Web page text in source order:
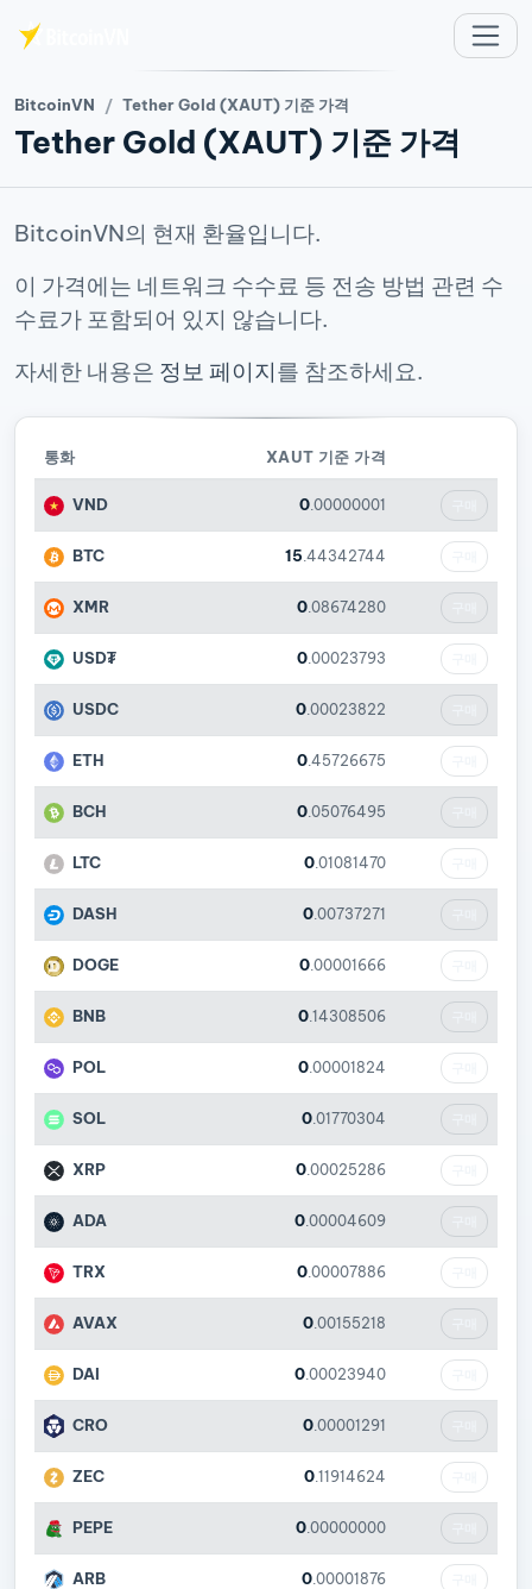
BitcoinVN Tether Gold (XAUT) 기준 가격
Tether Gold (XAUT) 기준 가격
BitcoinVN의 현재 환율입니다.
이 가격에는 네트워크 수수료 등 전송 방법 관련 수
수료가 포함되어 있지 않습니다.
자세한 내용은 정보 페이지를 참조하세요.
통화 XAUT 기준 가격
VND 0 .00000001
BTC 15 .44342744
XMR 0 .08674280
USD₮ 0 .00023793
USDC 0 .00023822
ETH 0 .45726675
BCH 0 .05076495
LTC 0 .01081470
DASH 0 .00737271
DOGE 0 .00001666
BNB 0 .14308506
POL 0 .00001824
SOL 0 .01770304
XRP 0 .00025286
ADA 0 .00004609
TRX 0 .00007886
AVAX 0 .00155218
DAI 0 .00023940
CRO 0 .00001291
ZEC 0 .11914624
PEPE 0 .00000000
ARB 0 .00001876